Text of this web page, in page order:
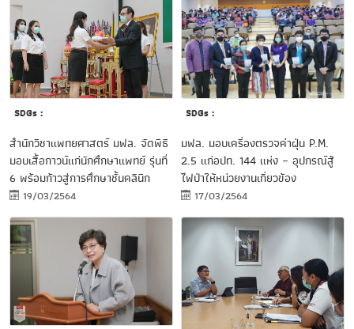
SDGs :
สำนักวิชาแพทยศาสตร์ มฟล. จัดพิธี
มอบเสื้อกาวน์แก่นักศึกษาแพทย์ รุ่นที่
6 พร้อมก้าวสู่การศึกษาชั้นคลินิก
19/03/2564
SDGs :
มฟล. มอบเครื่องตรวจค่าฝุ่น P.M.
2.5 แก่อปท. 144 แห่ง – อุปกรณ์สู้
ไฟป่าให้หน่วยงานเกี่ยวข้อง
17/03/2564